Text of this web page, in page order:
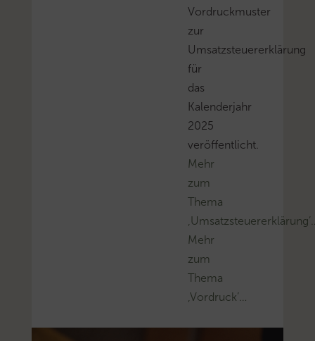
Vordruckmuster
zur
Umsatzsteuererklärung
für
das
Kalenderjahr
2025
veröffentlicht.
Mehr
zum
Thema
Mehr
zum
Thema
‚Vordruck’…